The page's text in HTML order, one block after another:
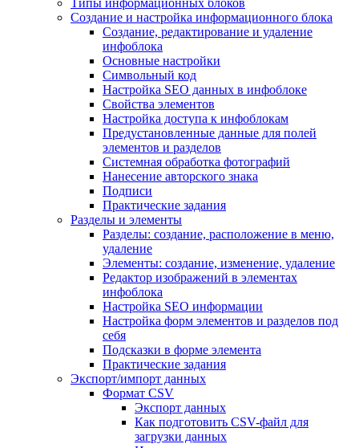
Типы информационных блоков
Создание и настройка информационного блока
Создание, редактирование и удаление
инфоблока
Основные настройки
Символьный код
Настройка SEO данных в инфоблоке
Свойства элементов
Настройка доступа к инфоблокам
Предустановленные данные для полей
элементов и разделов
Системная обработка фотографий
Нанесение авторского знака
Подписи
Практические задания
Разделы и элементы
Разделы: создание, расположение в меню,
удаление
Элементы: создание, изменение, удаление
Редактор изображений в элементах
инфоблока
Настройка SEO информации
Настройка форм элементов и разделов под
себя
Подсказки в форме элемента
Практические задания
Экспорт/импорт данных
Формат CSV
Экспорт данных
Как подготовить CSV-файл для
загрузки данных